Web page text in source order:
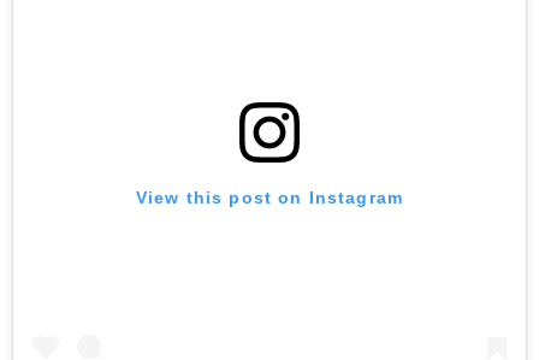
View this post on Instagram